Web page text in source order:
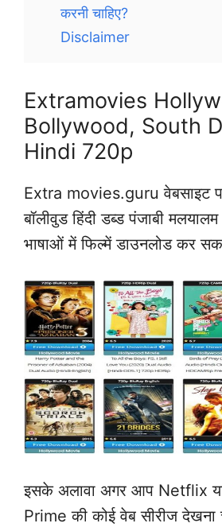
करनी चाहिए?
Disclaimer
Extramovies
Bollywood, South
Hindi 720p
Extra movies.guru वेबसाइट
बॉलीवुड हिंदी डब्ड पंजाबी
भाषाओं में फिल्में डाउनलोड कर
इसके अलावा अगर आप Netflix
Prime की कोई वेब सीरीज देखना